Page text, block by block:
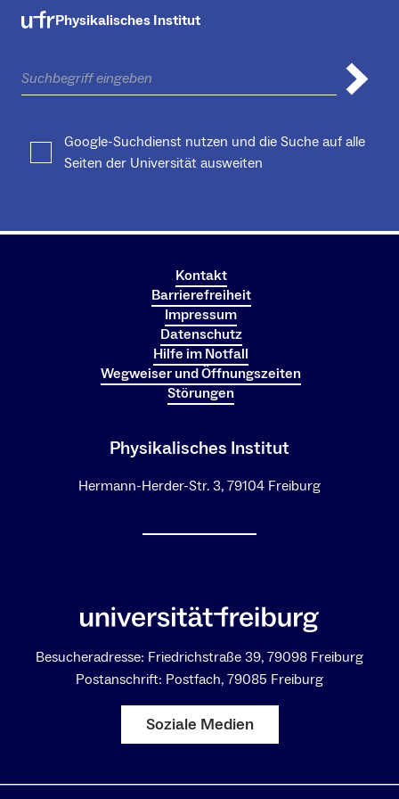
Physikalisches Institut
Google-Suchdienst nutzen und die Suche auf alle
Seiten der Universität ausweiten
Kontakt
Barrierefreiheit
Impressum
Datenschutz
Hilfe im Notfall
Wegweiser und Öffnungszeiten
Störungen
Physikalisches Institut
Hermann-Herder-Str. 3, 79104 Freiburg
Besucheradresse: Friedrichstraße 39, 79098 Freiburg
Postanschrift: Postfach, 79085 Freiburg
Soziale Medien